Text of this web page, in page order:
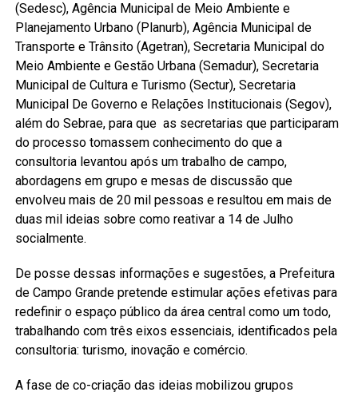
(Sedesc), Agência Municipal de Meio Ambiente e
Planejamento Urbano (Planurb), Agência Municipal de
Transporte e Trânsito (Agetran), Secretaria Municipal do
Meio Ambiente e Gestão Urbana (Semadur), Secretaria
Municipal de Cultura e Turismo (Sectur), Secretaria
Municipal De Governo e Relações Institucionais (Segov),
além do Sebrae, para que as secretarias que participaram
do processo tomassem conhecimento do que a
consultoria levantou após um trabalho de campo,
abordagens em grupo e mesas de discussão que
envolveu mais de 20 mil pessoas e resultou em mais de
duas mil ideias sobre como reativar a 14 de Julho
socialmente.
De posse dessas informações e sugestões, a Prefeitura
de Campo Grande pretende estimular ações efetivas para
redefinir o espaço público da área central como um todo,
trabalhando com três eixos essenciais, identificados pela
consultoria: turismo, inovação e comércio.
A fase de co-criação das ideias mobilizou grupos